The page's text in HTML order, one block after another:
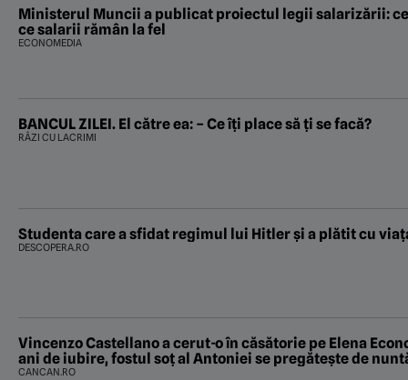
Ministerul Muncii a publicat proiectul legii salarizării:
ce salarii rămân la fel
ECONOMEDIA
BANCUL ZILEI. El către ea: – Ce îți place să ți se facă?
RÂZI CU LACRIMI
Studenta care a sfidat regimul lui Hitler și a plătit cu
DESCOPERA.RO
Vincenzo Castellano a cerut-o în căsătorie pe Elena
ani de iubire, fostul soț al Antoniei se pregătește de
CANCAN.RO